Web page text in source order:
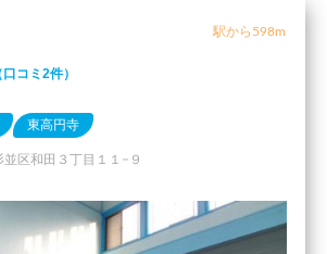
駅から598m
口コミ2件）
東高円寺
区和田３丁目１１−９